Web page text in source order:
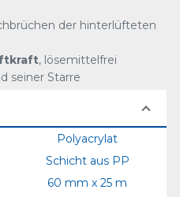
der hinterlüfteten
, lösemittelfrei
seiner Starre
Polyacrylat
Schicht aus PP
60 mm x 25 m